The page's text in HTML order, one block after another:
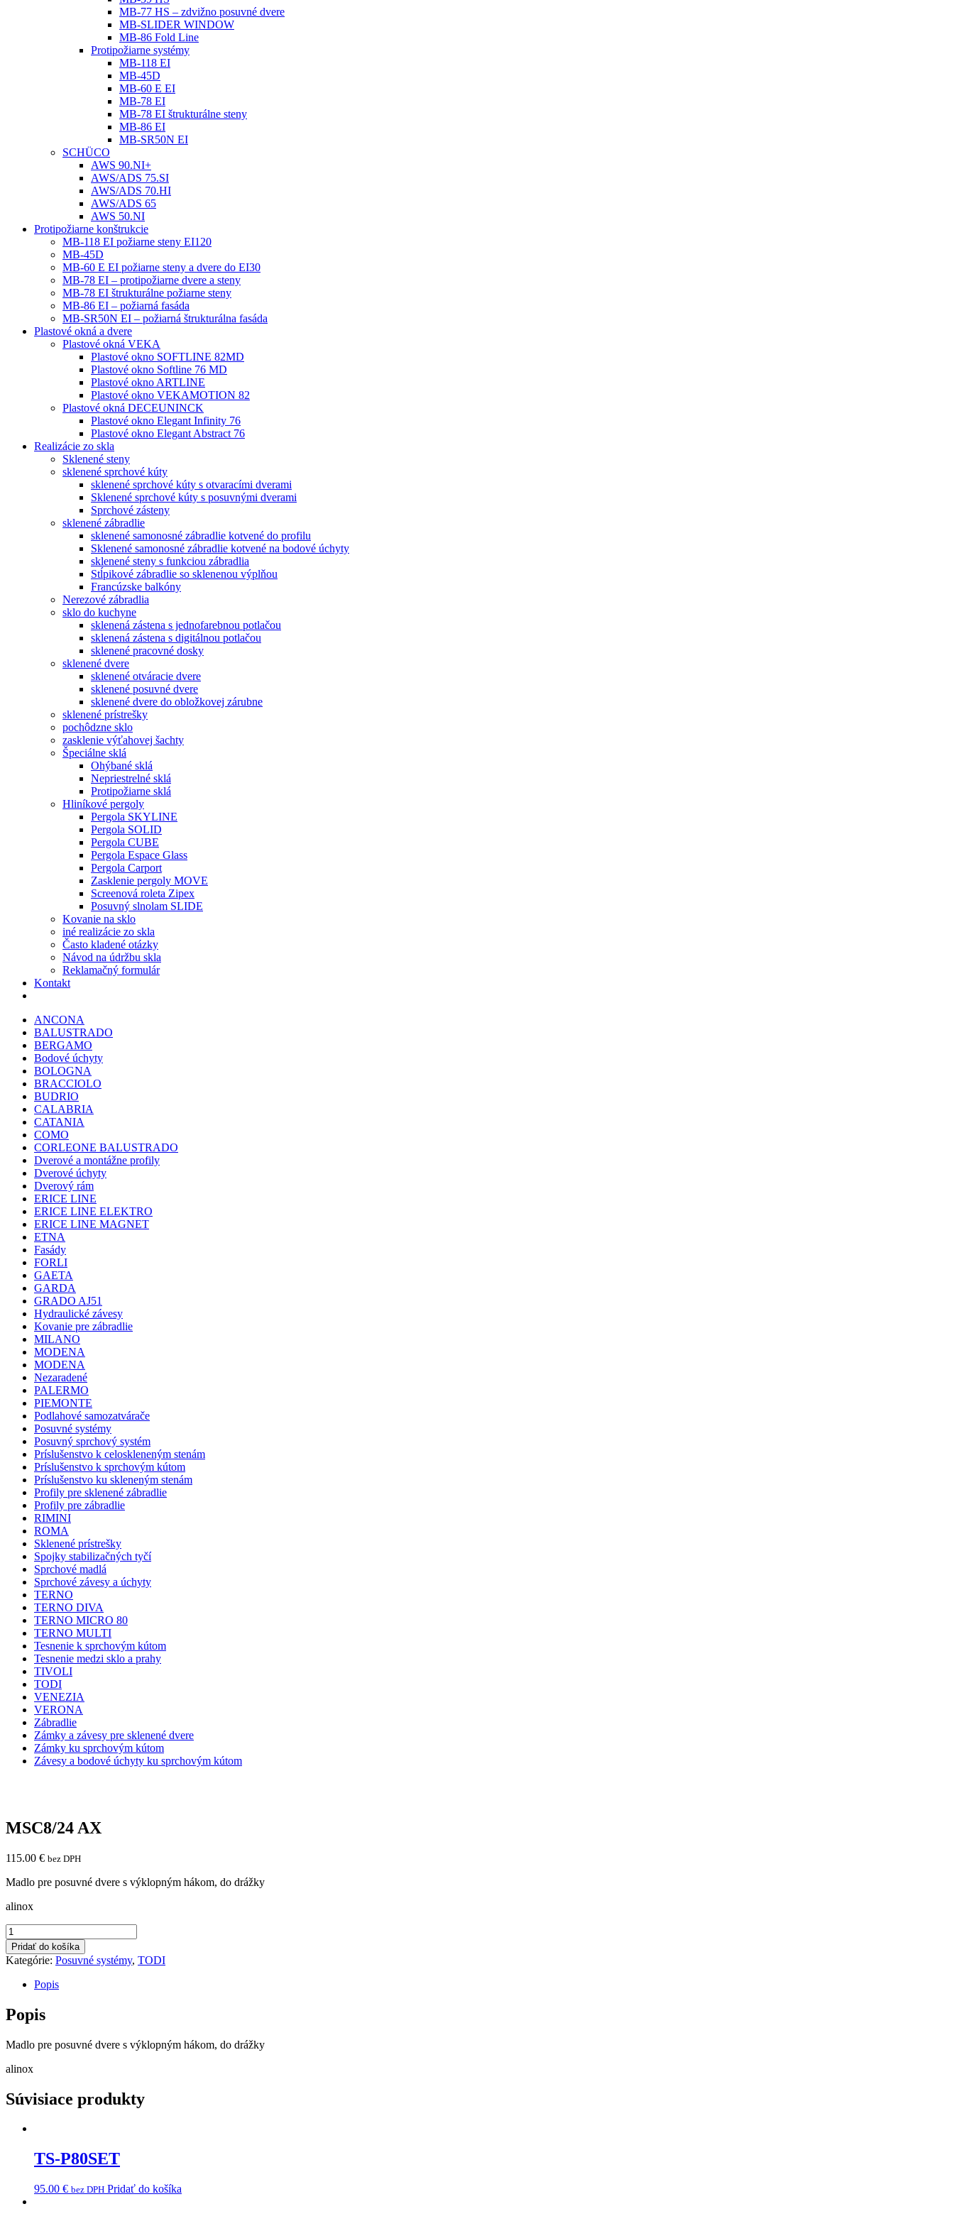
MB-77 HS – zdvižno posuvné dvere
MB-SLIDER WINDOW
MB-86 Fold Line
Protipožiarne systémy
MB-118 EI
MB-45D
MB-60 E EI
MB-78 EI
MB-78 EI štrukturálne steny
MB-86 EI
MB-SR50N EI
SCHÜCO
AWS 90.NI+
AWS/ADS 75.SI
AWS/ADS 70.HI
AWS/ADS 65
AWS 50.NI
Protipožiarne konštrukcie
MB-118 EI požiarne steny EI120
MB-45D
MB-60 E EI požiarne steny a dvere do EI30
MB-78 EI – protipožiarne dvere a steny
MB-78 EI štrukturálne požiarne steny
MB-86 EI – požiarná fasáda
MB-SR50N EI – požiarná štrukturálna fasáda
Plastové okná a dvere
Plastové okná VEKA
Plastové okno SOFTLINE 82MD
Plastové okno Softline 76 MD
Plastové okno ARTLINE
Plastové okno VEKAMOTION 82
Plastové okná DECEUNINCK
Plastové okno Elegant Infinity 76
Plastové okno Elegant Abstract 76
Realizácie zo skla
Sklenené steny
sklenené sprchové kúty
sklenené sprchové kúty s otvaracími dverami
Sklenené sprchové kúty s posuvnými dverami
Sprchové zásteny
sklenené zábradlie
sklenené samonosné zábradlie kotvené do profilu
Sklenené samonosné zábradlie kotvené na bodové úchyty
sklenené steny s funkciou zábradlia
Stĺpikové zábradlie so sklenenou výplňou
Francúzske balkóny
Nerezové zábradlia
sklo do kuchyne
sklenená zástena s jednofarebnou potlačou
sklenená zástena s digitálnou potlačou
sklenené pracovné dosky
sklenené dvere
sklenené otváracie dvere
sklenené posuvné dvere
sklenené dvere do obložkovej zárubne
sklenené prístrešky
pochôdzne sklo
zasklenie výťahovej šachty
Špeciálne sklá
Ohýbané sklá
Nepriestrelné sklá
Protipožiarne sklá
Hliníkové pergoly
Pergola SKYLINE
Pergola SOLID
Pergola CUBE
Pergola Espace Glass
Pergola Carport
Zasklenie pergoly MOVE
Screenová roleta Zipex
Posuvný slnolam SLIDE
Kovanie na sklo
iné realizácie zo skla
Často kladené otázky
Návod na údržbu skla
Reklamačný formulár
Kontakt
ANCONA
BALUSTRADO
BERGAMO
Bodové úchyty
BOLOGNA
BRACCIOLO
BUDRIO
CALABRIA
CATANIA
COMO
CORLEONE BALUSTRADO
Dverové a montážne profily
Dverové úchyty
Dverový rám
ERICE LINE
ERICE LINE ELEKTRO
ERICE LINE MAGNET
ETNA
Fasády
FORLI
GAETA
GARDA
GRADO AJ51
Hydraulické závesy
Kovanie pre zábradlie
MILANO
MODENA
MODENA
Nezaradené
PALERMO
PIEMONTE
Podlahové samozatvárače
Posuvné systémy
Posuvný sprchový systém
Príslušenstvo k celoskleneným stenám
Príslušenstvo k sprchovým kútom
Príslušenstvo ku skleneným stenám
Profily pre sklenené zábradlie
Profily pre zábradlie
RIMINI
ROMA
Sklenené prístrešky
Spojky stabilizačných tyčí
Sprchové madlá
Sprchové závesy a úchyty
TERNO
TERNO DIVA
TERNO MICRO 80
TERNO MULTI
Tesnenie k sprchovým kútom
Tesnenie medzi sklo a prahy
TIVOLI
TODI
VENEZIA
VERONA
Zábradlie
Zámky a závesy pre sklenené dvere
Zámky ku sprchovým kútom
Závesy a bodové úchyty ku sprchovým kútom
MSC8/24 AX
115.00 € bez DPH
Madlo pre posuvné dvere s výklopným hákom, do drážky
alinox
množstvo
MSC8/24
AX
Pridať do košíka
Kategórie: Posuvné systémy, TODI
Popis
Popis
Madlo pre posuvné dvere s výklopným hákom, do drážky
alinox
Súvisiace produkty
TS-P80SET
95.00 € bez DPH Pridať do košíka